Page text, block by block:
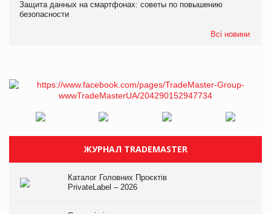
Защита данных на смартфонах: советы по повышению
безопасности
Всі новини
ЖУРНАЛ TRADEMASTER
Каталог Головних Проєктів
PrivateLabel – 2026